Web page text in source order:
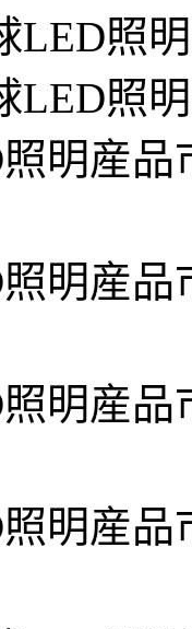
LED照
LED照
照明産
照明産
照明産
照明産